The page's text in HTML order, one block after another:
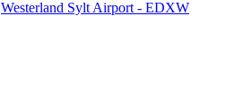
Westerland Sylt Airport - EDXW